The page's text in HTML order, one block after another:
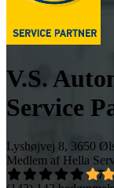
V.S.
Service
Lyshøjvej 8, 3650
Medlem af Hella
4,7